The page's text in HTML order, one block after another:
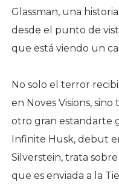
Glassman, una
desde el punto de
que está viendo un
No solo el terror
en Noves Visions,
otro gran estandarte
Infinite Husk, debut
Silverstein, trata
que es enviada a la